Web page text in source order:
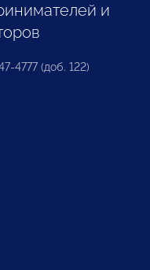
и
4777 (доб. 122)